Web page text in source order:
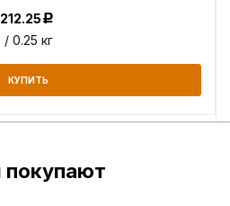
212.25Р
/ 0.25 кг
КУПИТЬ
покупают